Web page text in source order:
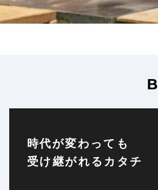
時代が変わっても
受け継がれるカタチ